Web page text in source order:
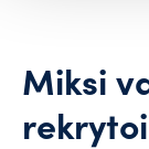
Miksi